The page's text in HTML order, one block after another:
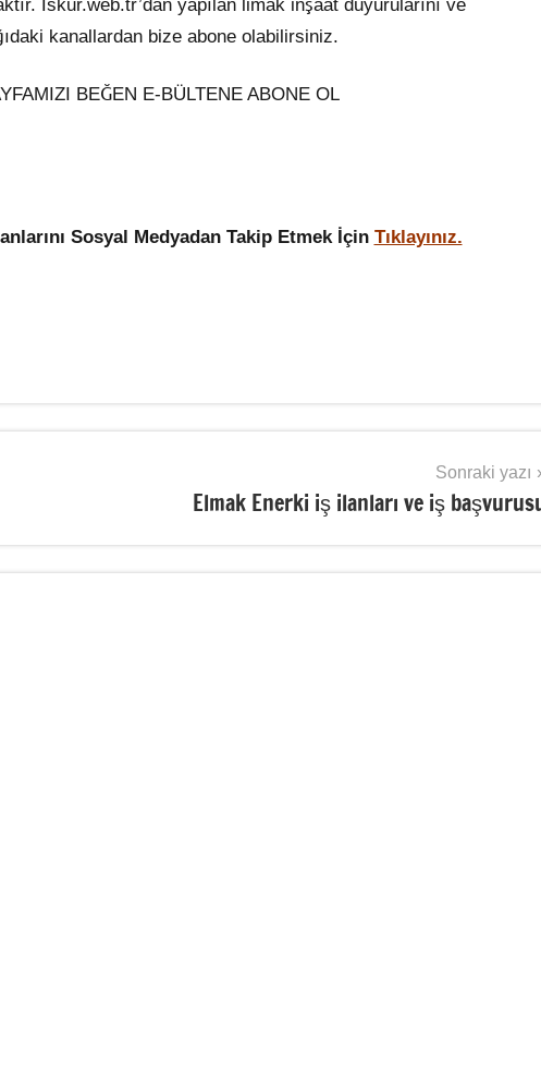
İskur.web.tr’dan yapılan limak inşaat duyurularını ve
kanallardan bize abone olabilirsiniz.
BEĞEN E-BÜLTENE ABONE OL
Sosyal Medyadan Takip Etmek İçin Tıklayınız.
Sonraki yazı
Elmak Enerki iş ilanları ve iş